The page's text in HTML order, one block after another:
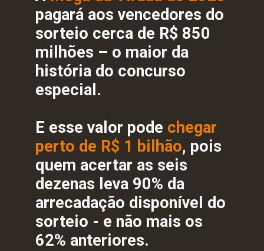
pagará aos vencedores do
sorteio cerca de R$ 850
milhões – o maior da
história do concurso
especial.
E esse valor pode chegar
perto de R$ 1 bilhão, pois
quem acertar as seis
dezenas leva 90% da
arrecadação disponível do
sorteio - e não mais os
62% anteriores.